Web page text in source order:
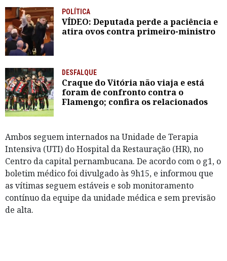
POLÍTICA
VÍDEO: Deputada perde a paciência e
atira ovos contra primeiro-ministro
DESFALQUE
Craque do Vitória não viaja e está
foram de confronto contra o
Flamengo; confira os relacionados
Ambos seguem internados na Unidade de Terapia
Intensiva (UTI) do Hospital da Restauração (HR), no
Centro da capital pernambucana. De acordo com o g1, o
boletim médico foi divulgado às 9h15, e informou que
as vítimas seguem estáveis e sob monitoramento
contínuo da equipe da unidade médica e sem previsão
de alta.